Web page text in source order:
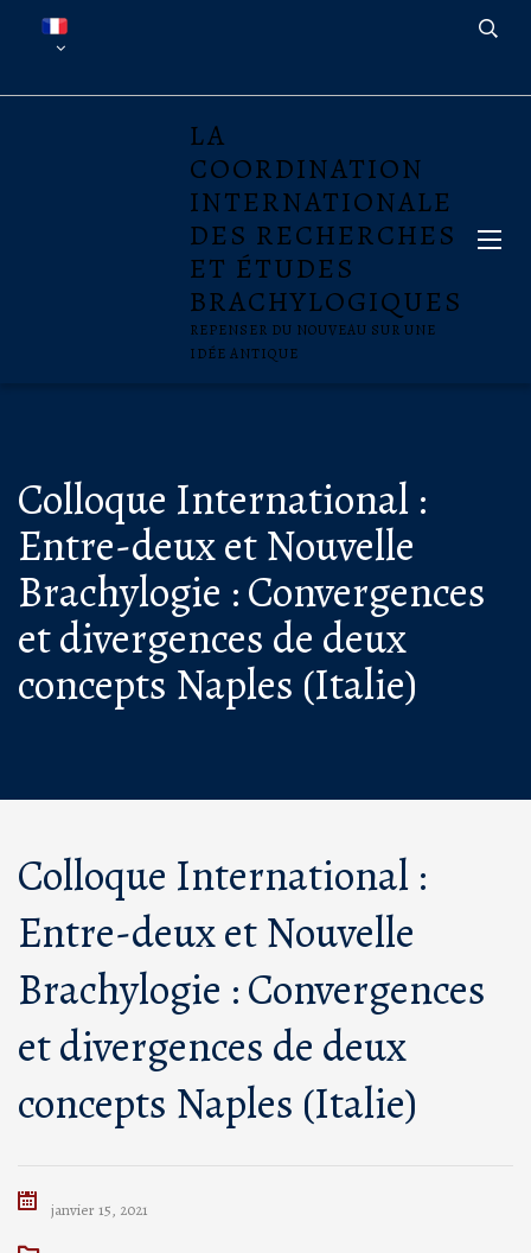
LA
COORDINATION
INTERNATIONALE
DES RECHERCHES
ET ÉTUDES
BRACHYLOGIQUES
REPENSER DU NOUVEAU SUR UNE
IDÉE ANTIQUE
Colloque International :
Entre-deux et Nouvelle
Brachylogie : Convergences
et divergences de deux
concepts Naples (Italie)
Colloque International :
Entre-deux et Nouvelle
Brachylogie : Convergences
et divergences de deux
concepts Naples (Italie)
janvier 15, 2021